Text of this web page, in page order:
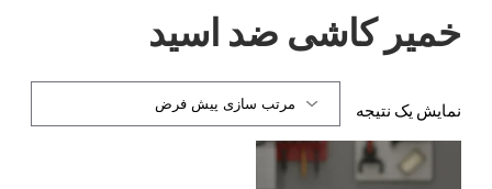
خمیر کاشی ضد اسید
نمایش یک نتیجه